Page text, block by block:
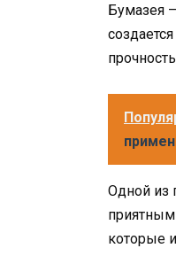
Бумазея
Одной из
которые